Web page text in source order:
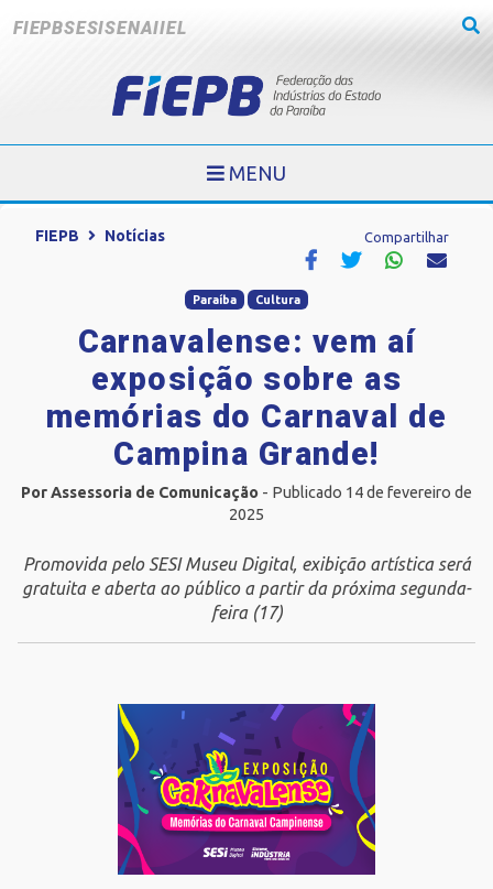
FIEPBSESISENAIIEL
MENU
FIEPB Notícias Compartilhar
Paraíba Cultura
Carnavalense: vem aí
exposição sobre as
memórias do Carnaval de
Campina Grande!
Por Assessoria de Comunicação - Publicado 14 de fevereiro de
2025
Promovida pelo SESI Museu Digital, exibição artística será
gratuita e aberta ao público a partir da próxima segunda-
feira (17)